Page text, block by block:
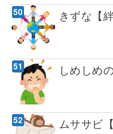
きずな【
しめしめ
ムササビ